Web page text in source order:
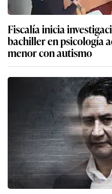
Fiscalía inicia
bachiller en psicología
menor con autismo